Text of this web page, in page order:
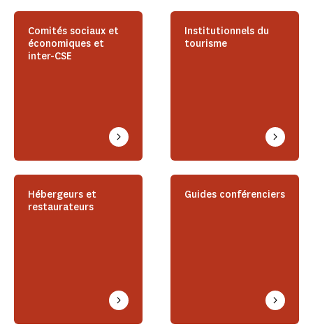
Comités sociaux et
économiques et
inter-CSE
Institutionnels du
tourisme
Hébergeurs et
restaurateurs
Guides conférenciers